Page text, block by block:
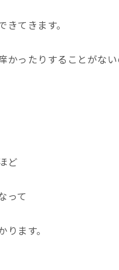
てきます。
かったりすることがな
ど
って
ます。